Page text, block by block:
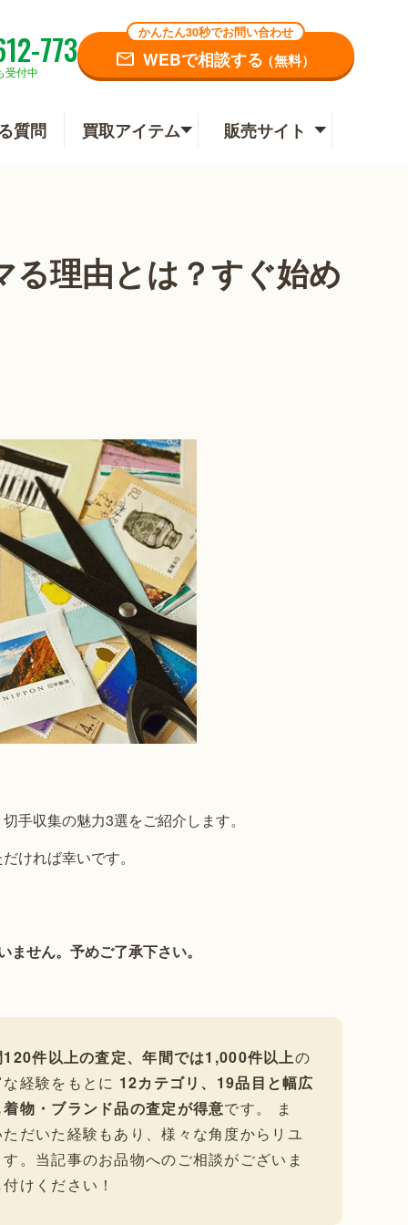
773
受付中
かんたん30秒でお問い合わせ
WEBで相談する（無料）
質問 買取アイテム 販売サイト
理由とは？すぐ始め
手収集の魅力3選をご紹介します。
ければ幸いです。
せん。予めご了承下さい。
120件以上の査定、年間では1,000件以上の
経験をもとに 12カテゴリ、19品目と幅広
着物・ブランド品の査定が得意です。 ま
だいた経験もあり、様々な角度からリユ
。当記事のお品物へのご相談がございま
けください！